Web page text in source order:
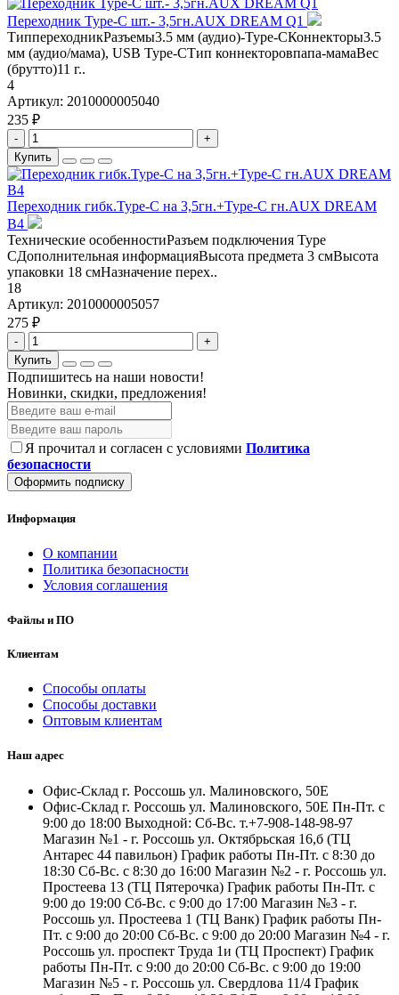
Переходник Type-C шт.- 3,5гн.AUX DREAM Q1
ТиппереходникРазъемы3.5 мм (аудио)-Type-CКоннекторы3.5
мм (аудио/мама), USB Type-CТип коннекторовпапа-мамаВес
(брутто)11 г..
4
Артикул: 2010000005040
235 ₽
-
+
Купить
Переходник гибк.Type-C на 3,5гн.+Type-C гн.AUX DREAM
B4
Технические особенностиРазъем подключения Type
CДополнительная информацияВысота предмета 3 смВысота
упаковки 18 смНазначение перех..
18
Артикул: 2010000005057
275 ₽
-
+
Купить
Подпишитесь на наши новости!
Новинки, скидки, предложения!
Я прочитал и согласен с условиями Политика
безопасности
Оформить подписку
Информация
О компании
Политика безопасности
Условия соглашения
Файлы и ПО
Клиентам
Способы оплаты
Способы доставки
Оптовым клиентам
Наш адрес
Офис-Склад г. Россошь ул. Малиновского, 50Е
Офис-Склад г. Россошь ул. Малиновского, 50Е Пн-Пт. с
9:00 до 18:00 Выходной: Сб-Вс. т.+7-908-148-98-97
Магазин №1 - г. Россошь ул. Октябрьская 16,б (ТЦ
Антарес 44 павильон) График работы Пн-Пт. с 8:30 до
18:30 Сб-Вс. с 8:30 до 16:00 Магазин №2 - г. Россошь ул.
Простеева 13 (ТЦ Пятерочка) График работы Пн-Пт. с
9:00 до 19:00 Сб-Вс. с 9:00 до 17:00 Магазин №3 - г.
Россошь ул. Простеева 1 (ТЦ Ванк) График работы Пн-
Пт. с 9:00 до 20:00 Сб-Вс. с 9:00 до 20:00 Магазин №4 - г.
Россошь ул. проспект Труда 1и (ТЦ Проспект) График
работы Пн-Пт. с 9:00 до 20:00 Сб-Вс. с 9:00 до 19:00
Магазин №5 - г. Россошь ул. Свердлова 11/4 График